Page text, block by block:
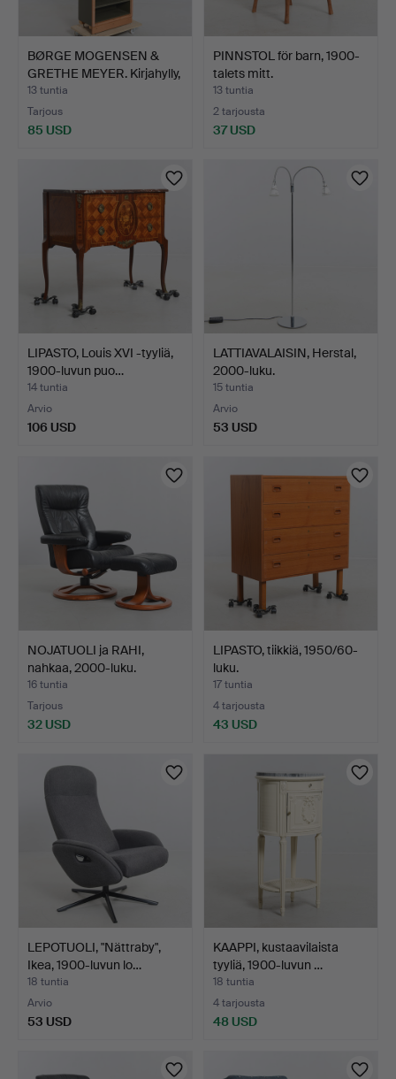
BØRGE MOGENSEN &
GRETHE MEYER. Kirjahylly,
…
13 tuntia
Tarjous
85 USD
PINNSTOL för barn, 1900-
talets mitt.
13 tuntia
2 tarjousta
37 USD
LIPASTO, Louis XVI -tyyliä,
1900-luvun puo…
14 tuntia
Arvio
106 USD
LATTIAVALAISIN, Herstal,
2000-luku.
15 tuntia
Arvio
53 USD
NOJATUOLI ja RAHI,
nahkaa, 2000-luku.
16 tuntia
Tarjous
32 USD
LIPASTO, tiikkiä, 1950/60-
luku.
17 tuntia
4 tarjousta
43 USD
LEPOTUOLI, "Nättraby",
Ikea, 1900-luvun lo…
18 tuntia
Arvio
53 USD
KAAPPI, kustaavilaista
tyyliä, 1900-luvun …
18 tuntia
4 tarjousta
48 USD